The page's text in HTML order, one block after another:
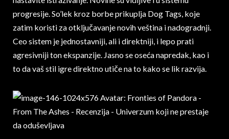
progresije. So’lek kroz borbe prikuplja Dog Tags, koje
zatim koristi za otključavanje novih veština i nadogradnji.
Ceo sistem je jednostavniji, ali i direktniji, i lepo prati
agresivniji ton ekspanzije. Jasno se oseća napredak, kao i
to da vaš stil igre direktno utiče na to kako se lik razvija.